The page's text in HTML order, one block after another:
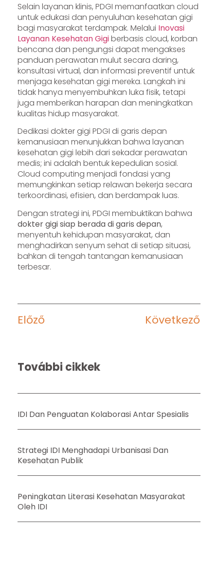
Selain layanan klinis, PDGI memanfaatkan cloud
untuk edukasi dan penyuluhan kesehatan gigi
bagi masyarakat terdampak. Melalui Inovasi
Layanan Kesehatan Gigiberbasis cloud, korban
bencana dan pengungsi dapat mengakses
panduan perawatan mulut secara daring,
konsultasi virtual, dan informasi preventif untuk
menjaga kesehatan gigi mereka. Langkah ini
tidak hanya menyembuhkan luka fisik, tetapi
juga memberikan harapan dan meningkatkan
kualitas hidup masyarakat.
Dedikasi dokter gigi PDGI di garis depan
kemanusiaan menunjukkan bahwa layanan
kesehatan gigi lebih dari sekadar perawatan
medis; ini adalah bentuk kepedulian sosial.
Cloud computing menjadi fondasi yang
memungkinkan setiap relawan bekerja secara
terkoordinasi, efisien, dan berdampak luas.
Dengan strategi ini, PDGI membuktikan bahwa
dokter gigi siap berada di garis depan,
menyentuh kehidupan masyarakat, dan
menghadirkan senyum sehat di setiap situasi,
bahkan di tengah tantangan kemanusiaan
terbesar.
Előző Következő
További cikkek
IDI Dan Penguatan Kolaborasi Antar Spesialis
Strategi IDI Menghadapi Urbanisasi Dan
Kesehatan Publik
Peningkatan Literasi Kesehatan Masyarakat
Oleh IDI